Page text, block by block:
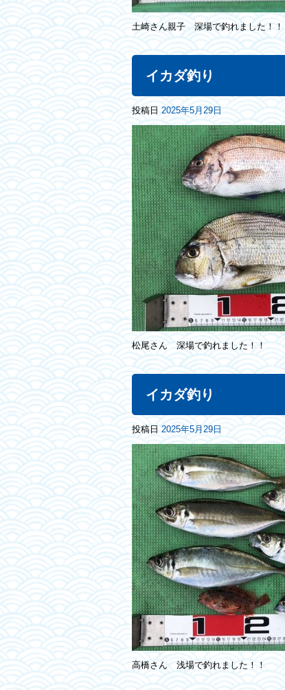
土崎さん親子 深場で釣れました！！
イカダ釣り
投稿日 2025年5月29日
松尾さん 深場で釣れました！！
イカダ釣り
投稿日 2025年5月29日
高橋さん 浅場で釣れました！！